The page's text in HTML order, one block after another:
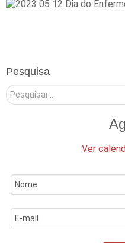
Pesquisa
Pesquisar
Ver